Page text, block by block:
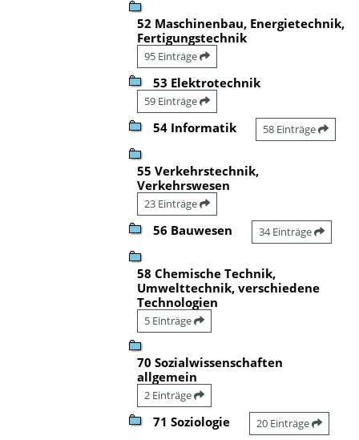
52 Maschinenbau, Energietechnik,
Fertigungstechnik
95 Einträge
53 Elektrotechnik
59 Einträge
54 Informatik 58 Einträge
55 Verkehrstechnik,
Verkehrswesen
23 Einträge
56 Bauwesen 34 Einträge
58 Chemische Technik,
Umwelttechnik, verschiedene
Technologien
5 Einträge
70 Sozialwissenschaften
allgemein
2 Einträge
71 Soziologie 20 Einträge